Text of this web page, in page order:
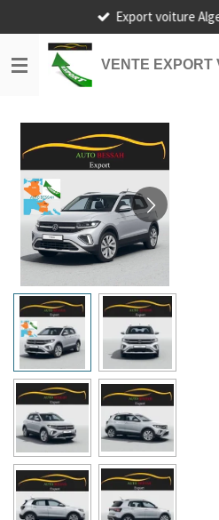
au
contenu
principal
VENTE EXPORT
Export voiture